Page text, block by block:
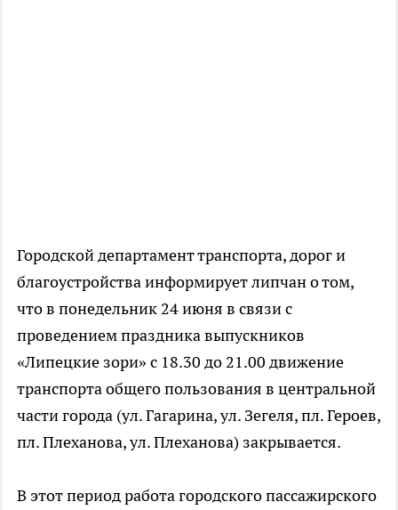
Городской департамент транспорта, дорог и
благоустройства информирует липчан о том,
что в понедельник 24 июня в связи с
проведением праздника выпускников
«Липецкие зори» с 18.30 до 21.00 движение
транспорта общего пользования в центральной
части города (ул. Гагарина, ул. Зегеля, пл. Героев,
пл. Плеханова, ул. Плеханова) закрывается.
В этот период работа городского пассажирского